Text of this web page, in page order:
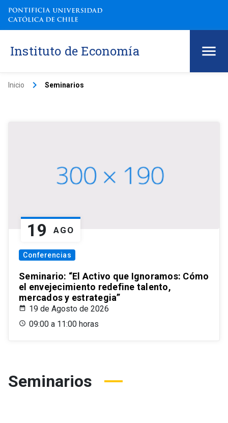
Instituto de Economía
Inicio keyboard_arrow_right Seminarios
19 AGO
Conferencias
Seminario: “El Activo que Ignoramos: Cómo
el envejecimiento redefine talento,
mercados y estrategia”
19 de Agosto de 2026
09:00 a 11:00 horas
Seminarios